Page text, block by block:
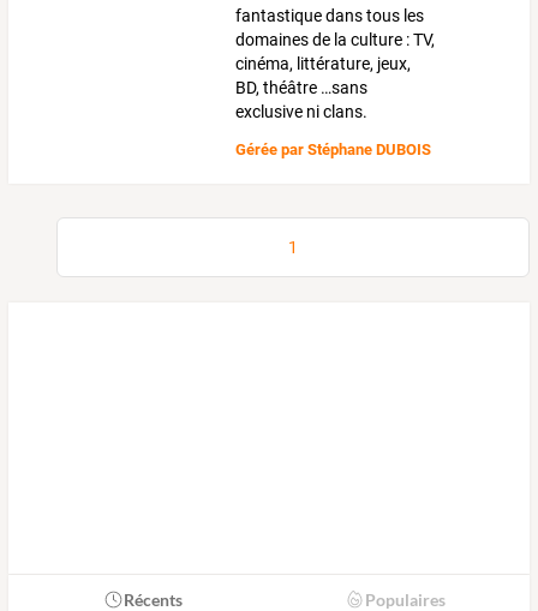
fantastique dans tous les
domaines de la culture : TV,
cinéma, littérature, jeux,
BD, théâtre …sans
exclusive ni clans.
Gérée parStéphane DUBOIS
1
Récents Populaires